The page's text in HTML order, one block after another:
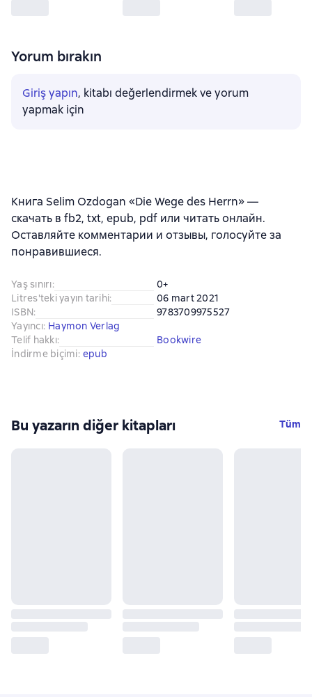
Yorum bırakın
Giriş yapın, kitabı değerlendirmek ve yorum
yapmak için
Книга Selim Ozdogan «Die Wege des Herrn» —
скачать в fb2, txt, epub, pdf или читать онлайн.
Оставляйте комментарии и отзывы, голосуйте за
понравившиеся.
Yaş sınırı:
0+
Litres'teki yayın tarihi:
06 mart 2021
ISBN:
9783709975527
Yayıncı: Haymon Verlag
Telif hakkı:
Bookwire
İndirme biçimi: epub
Bu yazarın diğer kitapları Tüm